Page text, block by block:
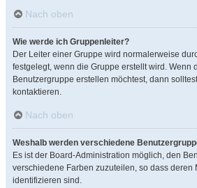
Nach oben
Wie werde ich Gruppenleiter?
Der Leiter einer Gruppe wird normalerweise
festgelegt, wenn die Gruppe erstellt wird. Wenn
Benutzergruppe erstellen möchtest, dann
kontaktieren.
Nach oben
Weshalb werden verschiedene
Es ist der Board-Administration möglich, den
verschiedene Farben zuzuteilen, so dass deren
identifizieren sind.